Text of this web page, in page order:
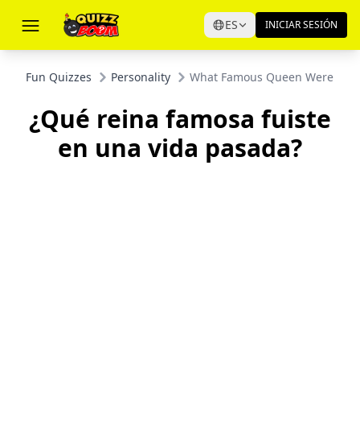
ES INICIAR SESIÓN
Fun Quizzes Personality What Famous Queen Were You
¿Qué reina famosa fuiste
en una vida pasada?